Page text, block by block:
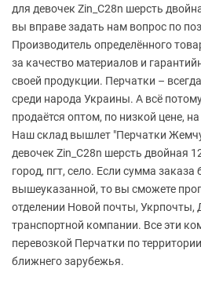
для девочек Zin_C28n шерсть
вы вправе задать нам вопрос по
Производитель определённого
за качество материалов и
своей продукции. Перчатки –
среди народа Украины. А всё
продаётся оптом, по низкой цене,
Наш склад вышлет "Перчатки
девочек Zin_C28n шерсть двойная
город, пгт, село. Если сумма заказа
вышеуказанной, то вы сможете
отделении Новой почты, Укрпочты,
транспортной компании. Все эти
перевозкой Перчатки по
ближнего зарубежья.